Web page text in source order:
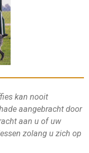
kan nooit
aangebracht door
aan u of uw
zolang u zich op